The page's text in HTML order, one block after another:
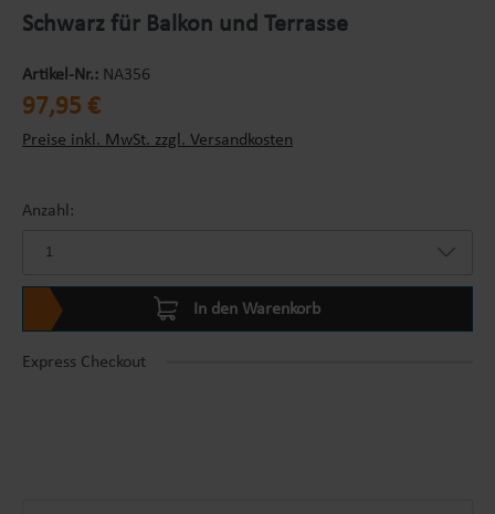
Schwarz für Balkon und Terrasse
Artikel-Nr.: NA356
Regulärer Preis:
97,95 €
Preise inkl. MwSt. zzgl. Versandkosten
Anzahl:
In den Warenkorb
Express Checkout